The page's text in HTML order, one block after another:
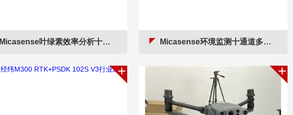
Micasense叶绿素效率分析十光谱相机 Micasense环境监测十通道多光谱监测相机